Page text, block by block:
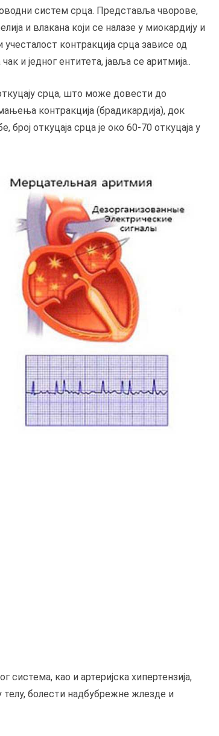
систем срца. Представља чворове,
и влакана који се налазе у миокардију и
контракција срца зависе од
и једног ентитета, јавља се аритмија..
срца, што може довести до
контракција (брадикардија), док
откуцаја срца је око 60-70 откуцаја у
као и артеријска хипертензија,
болести надбубрежне жлезде и